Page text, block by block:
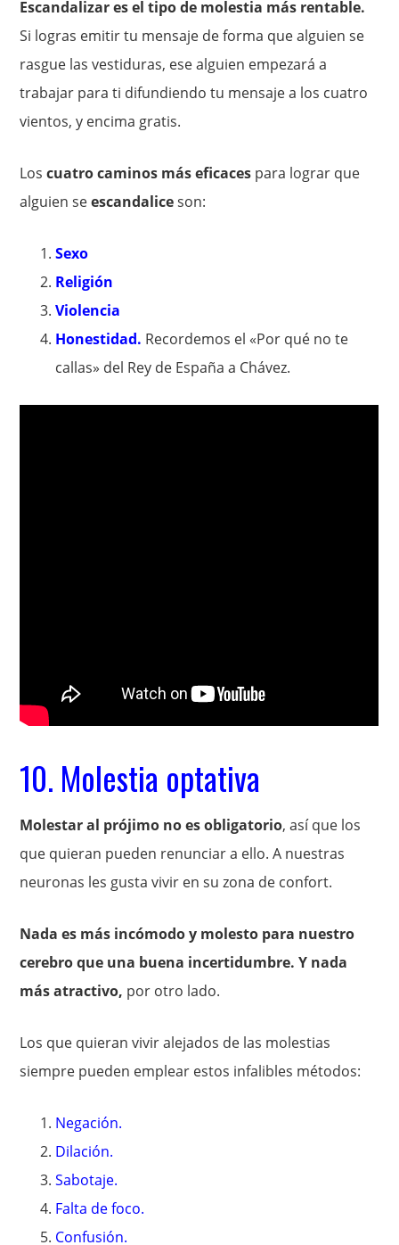
Escandalizar es el tipo de molestia más rentable.
Si logras emitir tu mensaje de forma que alguien se
rasgue las vestiduras, ese alguien empezará a
trabajar para ti difundiendo tu mensaje a los cuatro
vientos, y encima gratis.
Loscuatro caminos más eficaces para lograr que
alguien seescandaliceson:
Sexo
Religión
Violencia
Honestidad. Recordemos el «Por qué no te
callas» del Rey de España a Chávez.
10. Molestia optativa
Molestar al prójimo no es obligatorio, así que los
que quieran pueden renunciar a ello. A nuestras
neuronas les gusta vivir en su zona de confort.
Nada es más incómodo y molesto para nuestro
cerebro que una buena incertidumbre. Y nada
más atractivo, por otro lado.
Los que quieran vivir alejados de las molestias
siempre pueden emplear estos infalibles métodos:
Negación.
Dilación.
Sabotaje.
Falta de foco.
Confusión.